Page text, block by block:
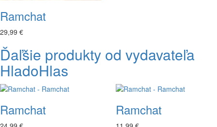
Ramchat
29,99 €
Ďaľšie produkty od vydavateľa
HladoHlas
Ramchat Ramchat